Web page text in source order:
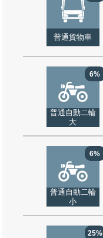
普通貨物車
6%
普通自動二輪
大
6%
普通自動二輪
小
25%